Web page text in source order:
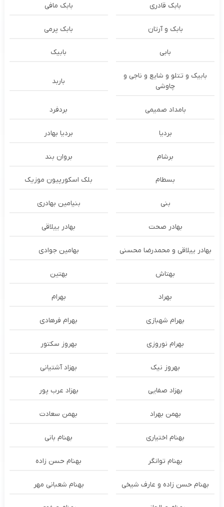
بابک قادری بابک مافی
بابک و آرتان بابک پرمی
بابی بابیک
بابیک و تتلو و شایع و ناجی و
چاوشی
باربد
بامداد صمیمی بردفرد
بردیا بردیا بهادر
برشام بروان بند
بسطام بلک اسکورپیون موزیک
بنی بنیامین بهادری
بهادر صحت بهادر ییلاقی
بهادر ییلاقی و محمدرضا محسنی بهامین جوادی
بهتاش بهتین
بهراد بهرام
بهرام شهبازی بهرام فرهادی
بهرام نوروزی بهروز سکتور
بهروز نیک بهزاد آشتیانی
بهزاد صفایی بهزاد عرب پور
بهمن بهراد بهمن سعادت
بهنام اختیاری بهنام بانی
بهنام توانگر بهنام حسن زاده
بهنام حسن زاده و عارف شیخی بهنام شعبانی مهر